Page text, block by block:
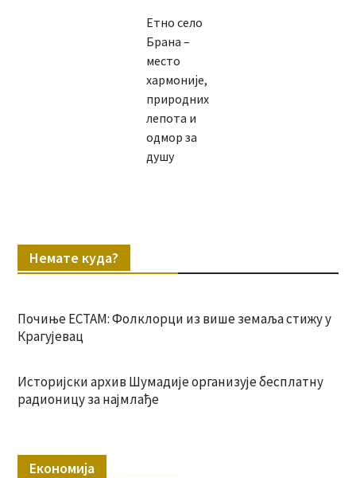
Етно село
Брана –
место
хармоније,
природних
лепота и
одмор за
душу
Немате куда?
Почиње ЕСТАМ: Фолклорци из више земаља стижу у
Крагујевац
Историјски архив Шумадије организује бесплатну
радионицу за најмлађе
Економија